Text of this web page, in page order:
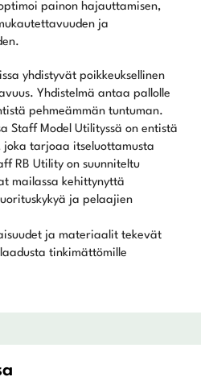
painon hajauttamisen,
ja
yhdistyvät poikkeuksellinen
Yhdistelmä antaa pallolle
pehmeämmän tuntuman.
Staff Model Utilityssä on entistä
tarjoaa itseluottamusta
RB Utility on suunniteltu
mailassa kehittynyttä
ja pelaajien
ja materiaalit tekevät
tinkimättömille